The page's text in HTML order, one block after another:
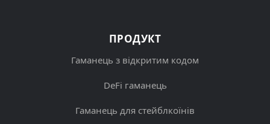
ПРОДУКТ
Гаманець з відкритим кодом
DeFi гаманець
Гаманець для стейблкоїнів